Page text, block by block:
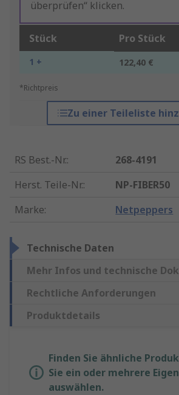
überprüfen“ klicken.
Stück Pro Stück
1 + 122,40 €
*Richtpreis
Zu einer Teileliste
RS Best.-Nr.:
268-4191
Herst. Teile-Nr.:
NP-FIBER50
Marke: Netpeppers
Technische Daten
Mehr Infos und technische
Rechtliche Anforderungen
Produktdetails
Finden Sie ähnliche
Sie ein oder mehrere
auswählen.